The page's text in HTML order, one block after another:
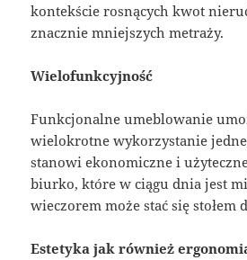
kontekście rosnących kwot
znacznie mniejszych metraży.
Wielofunkcyjność
Funkcjonalne umeblowanie
wielokrotne wykorzystanie
stanowi ekonomiczne i
biurko, które w ciągu dnia jest
wieczorem może stać się stołem
Estetyka jak również